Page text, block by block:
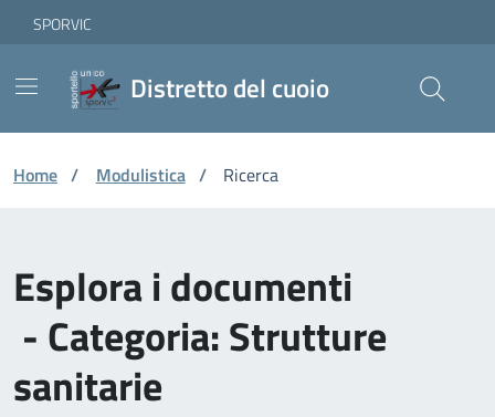
Skip to Main Content
Vai ai contenuti
Vai al footer
SPORVIC
Distretto del cuoio
Home / Modulistica / Ricerca
Esplora i documenti
- Categoria: Strutture
sanitarie